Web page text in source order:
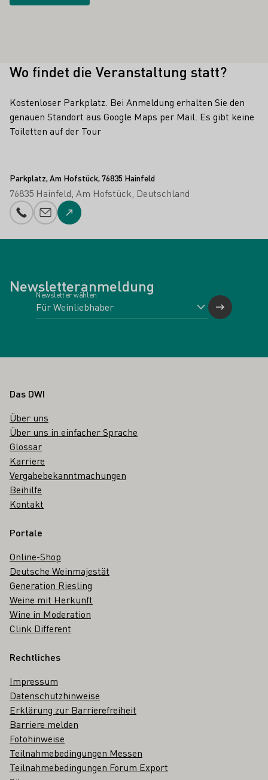
Wo findet die Veranstaltung statt?
Kostenloser Parkplatz. Bei Anmeldung erhalten Sie den
genauen Standort aus Google Maps per Mail. Es gibt keine
Toiletten auf der Tour
Parkplatz, Am Hofstück, 76835 Hainfeld
76835 Hainfeld Am Hofstück Deutschland
Telefonnummer
E-Mail-Adresse
Zur Website
Newsletteranmeldung
Newsletter wählen
Fußbereich
Das DWI
Über uns
Über uns in einfacher Sprache
Glossar
Karriere
Vergabebekanntmachungen
Beihilfe
Kontakt
Portale
Online-Shop
Deutsche Weinmajestät
Generation Riesling
Weine mit Herkunft
Wine in Moderation
Clink Different
Rechtliches
Impressum
Datenschutzhinweise
Erklärung zur Barrierefreiheit
Barriere melden
Fotohinweise
Teilnahmebedingungen Messen
Teilnahmebedingungen Forum Export